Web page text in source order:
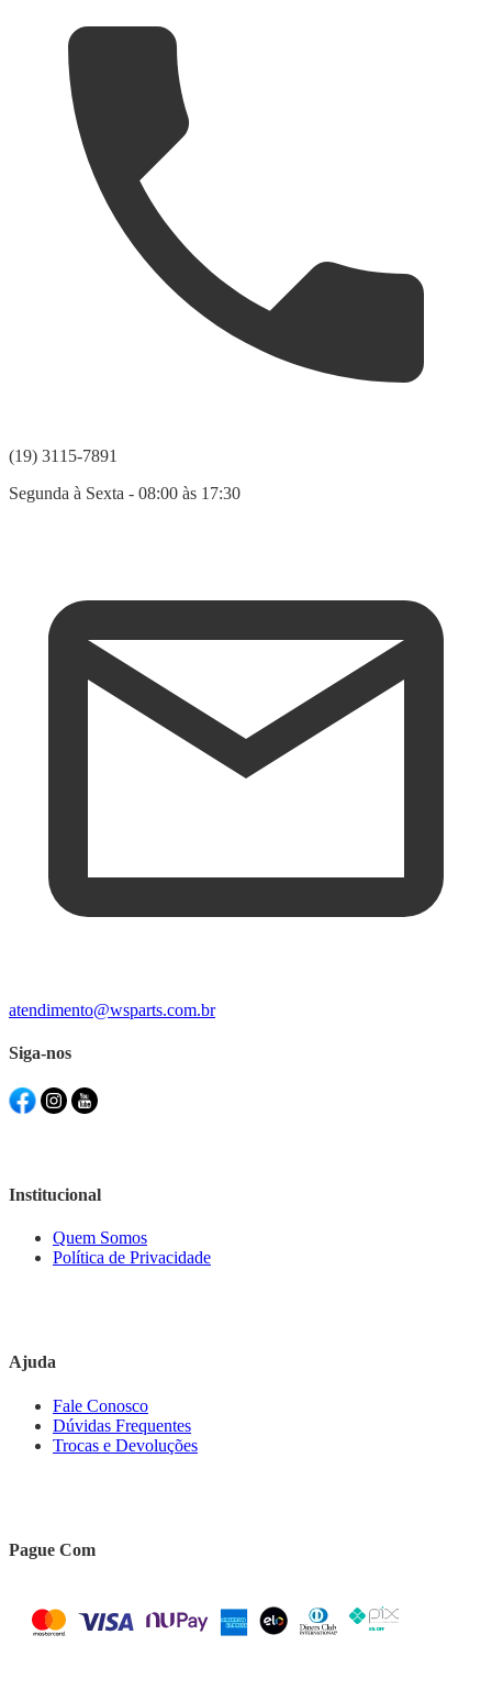
(19) 3115-7891
Segunda à Sexta - 08:00 às 17:30
atendimento@wsparts.com.br
Siga-nos
Institucional
Quem Somos
Política de Privacidade
Ajuda
Fale Conosco
Dúvidas Frequentes
Trocas e Devoluções
Pague Com